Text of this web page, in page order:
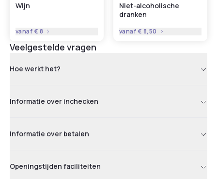
Wijn
vanaf€ 8
Niet-alcoholische
dranken
vanaf€ 8,50
Veelgestelde vragen
Hoe werkt het?
Informatie over inchecken
Informatie over betalen
Openingstijden faciliteiten